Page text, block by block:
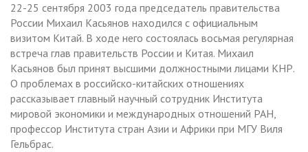
22-25 сентября 2003 года председатель правительства
России Михаил Касьянов находился с официальным
визитом Китай. В ходе него состоялась восьмая регулярная
встреча глав правительств России и Китая. Михаил
Касьянов был принят высшими должностными лицами КНР.
О проблемах в российско-китайских отношениях
рассказывает главный научный сотрудник Института
мировой экономики и международных отношений РАН,
профессор Института стран Азии и Африки при МГУ Виля
Гельбрас.